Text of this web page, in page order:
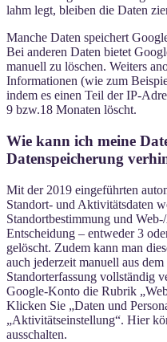
lahm legt, bleiben die Daten
Manche Daten speichert
Bei anderen Daten bietet
manuell zu löschen. Weiters
Informationen (wie zum
indem es einen Teil der IP-
9 bzw.18 Monaten löscht.
Wie kann ich meine
Datenspeicherung
Mit der 2019 eingeführten
Standort- und Aktivitätsdaten
Standortbestimmung und
Entscheidung – entweder 3
gelöscht. Zudem kann man
auch jederzeit manuell aus
Standorterfassung vollständig
Google-Konto die Rubrik
Klicken Sie „Daten und
„Aktivitätseinstellung“. Hier
ausschalten.